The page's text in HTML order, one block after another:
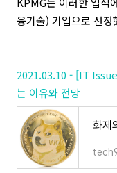
융기술) 기업으로 선정
2021.03.10 - [IT
는 이유와 전망